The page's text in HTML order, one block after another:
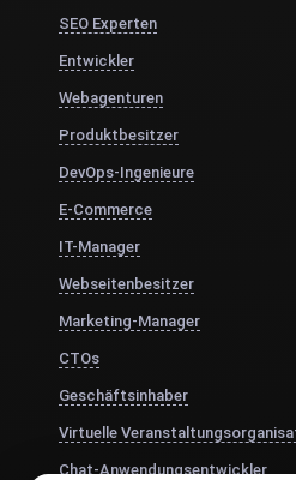
SEO Experten
Entwickler
Webagenturen
Produktbesitzer
DevOps-Ingenieure
E-Commerce
IT-Manager
Webseitenbesitzer
Marketing-Manager
CTOs
Geschäftsinhaber
Virtuelle
Chat-Anwendungsentwickler